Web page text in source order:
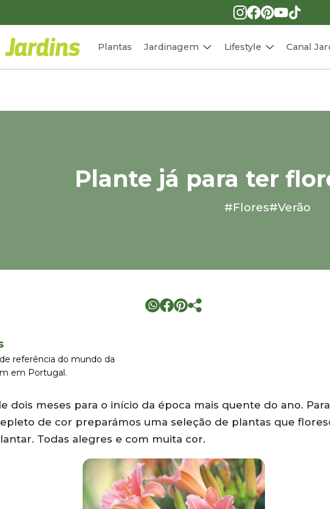
Plantas Jardinagem Lifestyle
Receitas
Canal
Plante já para ter
#Flores#Verão
referência do mundo da
em Portugal.
dois meses para o início da época mais quente do ano.
de cor preparámos uma seleção de plantas que
Todas alegres e com muita cor.